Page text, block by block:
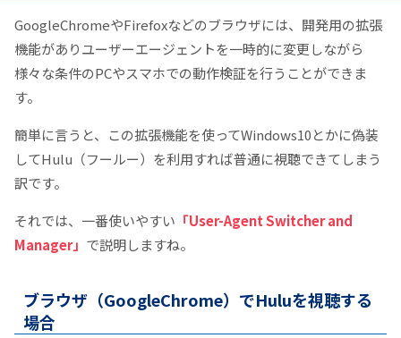
GoogleChromeやFirefoxなどのブラウザには、開発用の拡張
機能がありユーザーエージェントを一時的に変更しながら
様々な条件のPCやスマホでの動作検証を行うことができま
す。
簡単に言うと、この拡張機能を使ってWindows10とかに偽装
してHulu（フールー）を利用すれば普通に視聴できてしまう
訳です。
それでは、一番使いやすい 「User-Agent Switcher and
Manager」 で説明しますね。
ブラウザ（GoogleChrome）でHuluを視聴する
場合